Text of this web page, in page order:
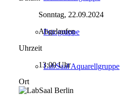
Fotogruppe
LabSaal Aquarellgruppe
Sonntag, 22.09.2024
Abgelaufen
Uhrzeit
13:00 Uhr
Ort